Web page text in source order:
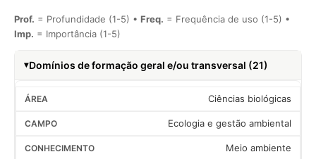
Prof. = Profundidade (1-5) • Freq. = Frequência de uso (1-5) •
Imp. = Importância (1-5)
Domínios de formação geral e/ou transversal (21)
Ciências biológicas
Ecologia e gestão ambiental
Meio ambiente